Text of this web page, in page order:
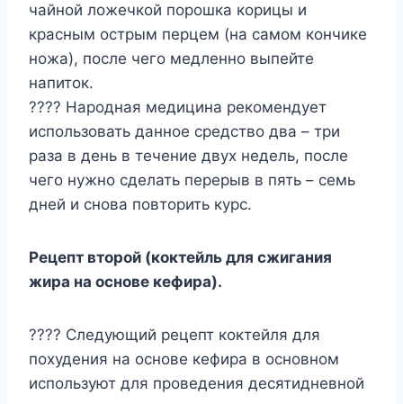
чайной ложечкой порошка корицы и
красным острым перцем (на самом кончике
ножа), после чего медленно выпейте
напиток.
???? Народная медицина рекомендует
использовать данное средство два – три
раза в день в течение двух недель, после
чего нужно сделать перерыв в пять – семь
дней и снова повторить курс.
Рецепт второй (коктейль для сжигания
жира на основе кефира).
???? Следующий рецепт коктейля для
похудения на основе кефира в основном
используют для проведения десятидневной